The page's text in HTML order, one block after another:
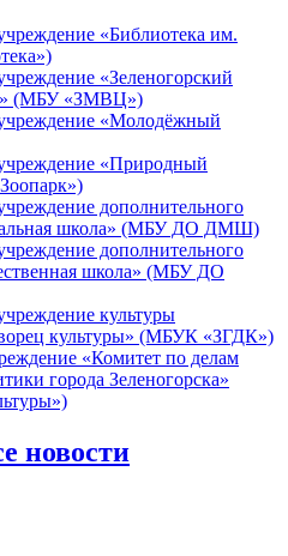
«Библиотека им.
«Зеленогорский
(МБУ «ЗМВЦ»)
«Молодёжный
«Природный
дополнительного
школа» (МБУ ДО ДМШ)
дополнительного
школа» (МБУ ДО
культуры
культуры» (МБУК «ЗГДК»)
«Комитет по делам
города Зеленогорска»
новости